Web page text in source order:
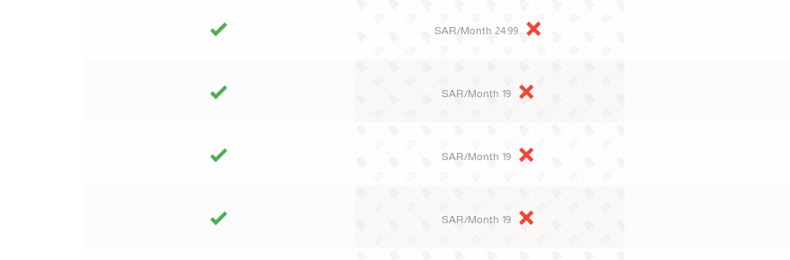
24.99 SAR/Month
19 SAR/Month
19 SAR/Month
19 SAR/Month